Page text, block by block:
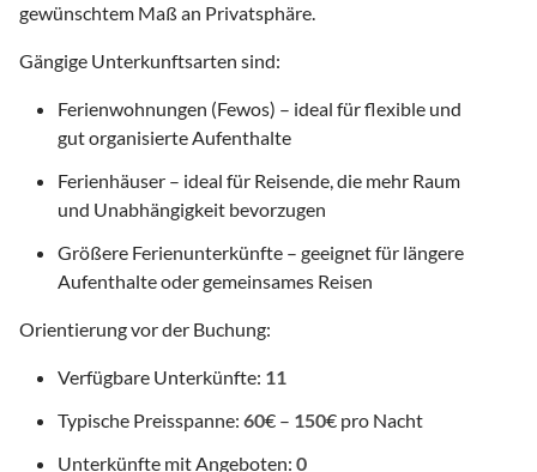
gewünschtem Maß an Privatsphäre.
Gängige Unterkunftsarten sind:
Ferienwohnungen (Fewos) – ideal für flexible und
gut organisierte Aufenthalte
Ferienhäuser – ideal für Reisende, die mehr Raum
und Unabhängigkeit bevorzugen
Größere Ferienunterkünfte – geeignet für längere
Aufenthalte oder gemeinsames Reisen
Orientierung vor der Buchung:
Verfügbare Unterkünfte: 11
Typische Preisspanne: 60€ – 150€ pro Nacht
Unterkünfte mit Angeboten: 0